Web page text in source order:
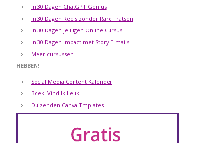
In 30 Dagen ChatGPT Genius
In 30 Dagen Reels zonder Rare Fratsen
In 30 Dagen je Eigen Online Cursus
In 30 Dagen Impact met Story E-mails
Meer cursussen
HEBBEN!
Social Media Content Kalender
Boek: Vind Ik Leuk!
Duizenden Canva Tmplates